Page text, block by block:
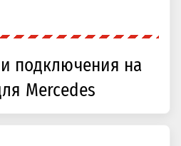
подключения на
Mercedes